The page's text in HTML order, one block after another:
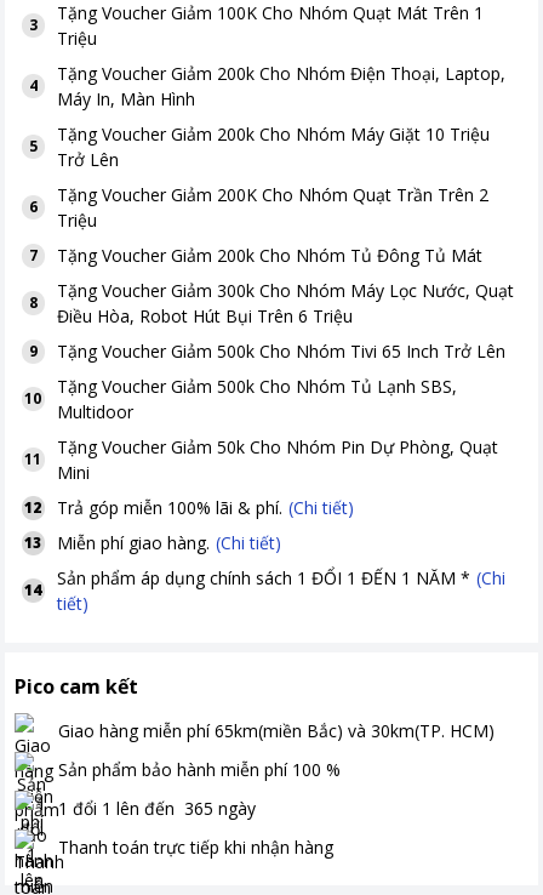
3
TặngVoucher Giảm 100K Cho Nhóm Quạt Mát Trên 1
Triệu
4
TặngVoucher Giảm 200k Cho Nhóm Điện Thoại, Laptop,
Máy In, Màn Hình
5
TặngVoucher Giảm 200k Cho Nhóm Máy Giặt 10 Triệu
Trở Lên
6
TặngVoucher Giảm 200K Cho Nhóm Quạt Trần Trên 2
Triệu
7 TặngVoucher Giảm 200k Cho Nhóm Tủ Đông Tủ Mát
8
TặngVoucher Giảm 300k Cho Nhóm Máy Lọc Nước, Quạt
Điều Hòa, Robot Hút Bụi Trên 6 Triệu
9 TặngVoucher Giảm 500k Cho Nhóm Tivi 65 Inch Trở Lên
10
TặngVoucher Giảm 500k Cho Nhóm Tủ Lạnh SBS,
Multidoor
11
TặngVoucher Giảm 50k Cho Nhóm Pin Dự Phòng, Quạt
Mini
12 Trả góp miễn 100% lãi & phí. (Chi tiết)
13 Miễn phí giao hàng. (Chi tiết)
14
Sản phẩm áp dụng chính sách 1 ĐỔI 1 ĐẾN 1 NĂM * (Chi
tiết)
Pico cam kết
Giao hàng miễn phí 65km(miền Bắc) và 30km(TP. HCM)
Sản phẩm bảo hành miễn phí 100 %
1 đổi 1 lên đến 365 ngày
Thanh toán trực tiếp khi nhận hàng